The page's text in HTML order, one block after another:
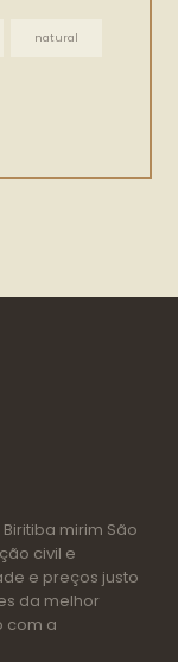
natural
mirim São
civil e
e preços justo
da melhor
com a